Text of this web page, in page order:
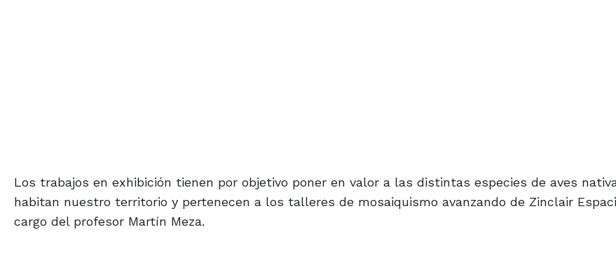
Los trabajos en exhibición tienen por objetivo poner en valor a las distintas especies de aves
habitan nuestro territorio y pertenecen a los talleres de mosaiquismo avanzando de Zinclair
cargo del profesor Martín Meza.